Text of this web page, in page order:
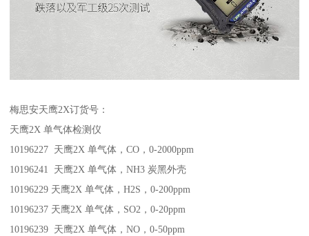
梅思安天鹰2X订货号：
天鹰2X 单气体检测仪
10196227 天鹰2X 单气体，CO，0-2000ppm
10196241 天鹰2X 单气体，NH3 炭黑外壳
10196229 天鹰2X 单气体，H2S，0-200ppm
10196237 天鹰2X 单气体，SO2，0-20ppm
10196239 天鹰2X 单气体，NO，0-50ppm